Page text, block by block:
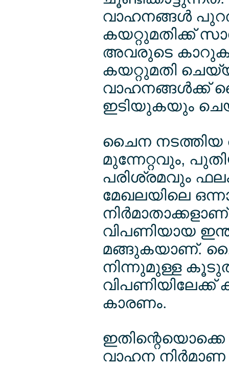
വാഹനങ്ങള്‍
കയറ്റുമതിക്ക്
അവരുടെ കാറുകള്‍
കയറ്റുമതി
വാഹനങ്ങള്‍ക്ക്
ഇടിയുകയും
ചൈന നടത്തിയ
മുന്നേറ്റവും,
പരിശ്രമവും
മേഖലയിലെ
വിപണിയായ
മങ്ങുകയാണ്.
നിന്നുമുള്ള
കാരണം.
വാഹന നിര്‍മാണ